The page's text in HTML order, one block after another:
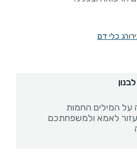
כלי דם
לאמא ולמשפחתכם